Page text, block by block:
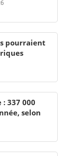
pourraient
337 000
selon